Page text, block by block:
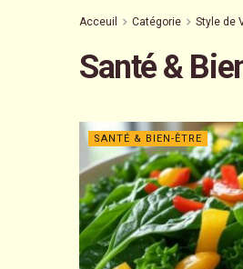
Acceuil Catégorie Style de
Santé &
SANTÉ & BIEN-ÊTRE